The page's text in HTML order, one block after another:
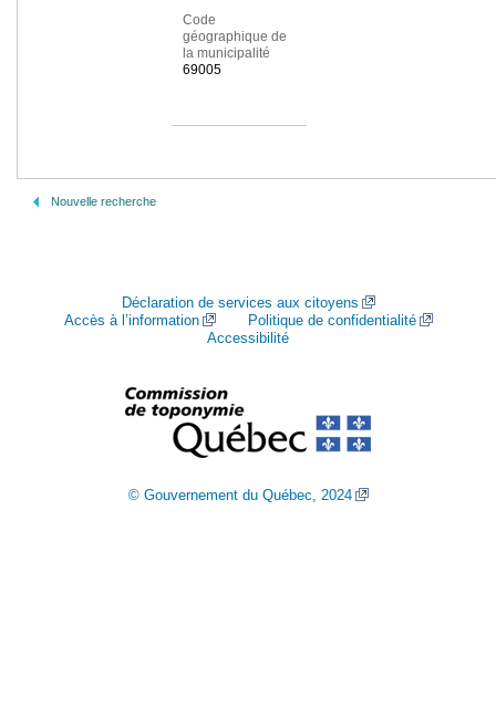
Code
géographique de
la municipalité
69005
Nouvelle recherche
Déclaration de services aux citoyens
Accès à l’information
Politique de confidentialité
Accessibilité
© Gouvernement du Québec, 2024